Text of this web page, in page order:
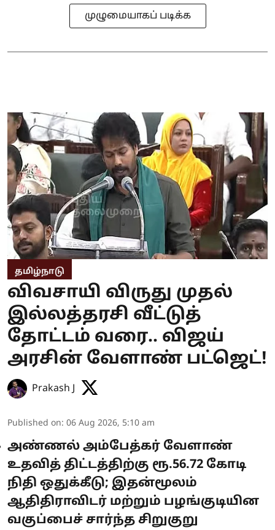
முழுமையாகப் படிக்க
தமிழ்நாடு
விவசாயி விருது முதல்
இல்லத்தரசி வீட்டுத்
தோட்டம் வரை.. விஜய்
அரசின் வேளாண் பட்ஜெட்!
Prakash J
Published on: 06 Aug 2026, 5:10 am
அண்ணல் அம்பேத்கர் வேளாண்
உதவித் திட்டத்திற்கு ரூ.56.72 கோடி
நிதி ஒதுக்கீடு; இதன்மூலம்
ஆதிதிராவிடர் மற்றும் பழங்குடியின
வகுப்பைச் சார்ந்த சிறுகுறு